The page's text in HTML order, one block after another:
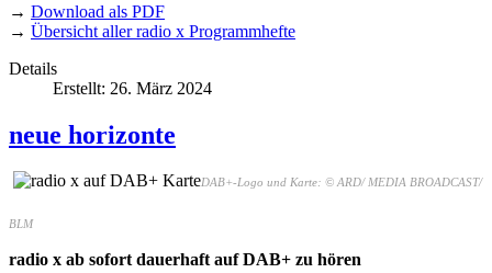
→ Download als PDF
→ Übersicht aller radio x Programmhefte
Details
Erstellt: 26. März 2024
neue horizonte
DAB+-Logo und Karte: © ARD/ MEDIA BROADCAST/
BLM
radio x ab sofort dauerhaft auf DAB+ zu hören